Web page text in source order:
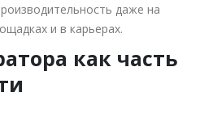
даже на
и в карьерах.
как часть